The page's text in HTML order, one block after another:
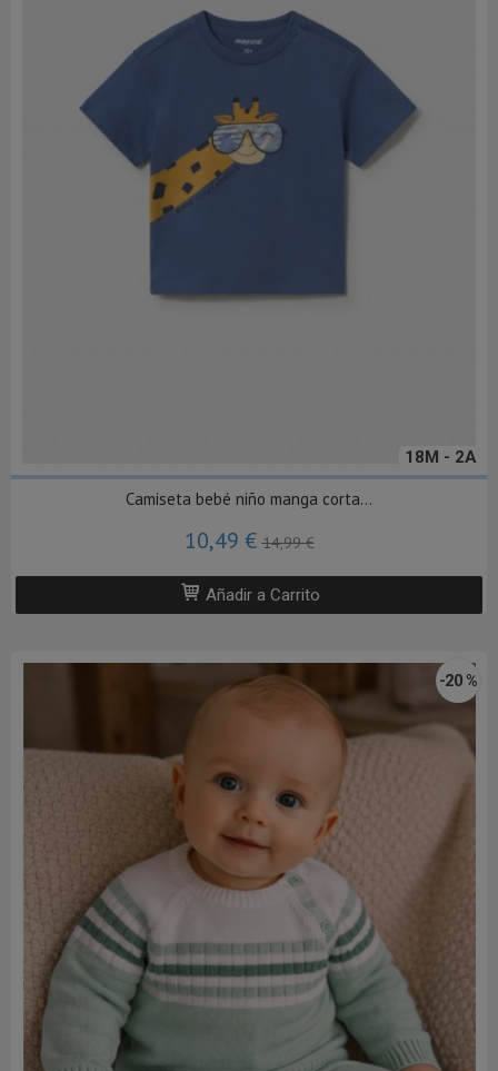
18M - 2A
Camiseta bebé niño manga corta...
10,49 €14,99 €
Añadir a Carrito
-20 %